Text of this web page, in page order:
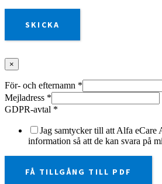
SKICKA
×
För- och efternamn *
Mejladress *
GDPR-avtal *
Jag samtycker till att Alfa eCare
information så att de kan svara på
FÅ TILLGÅNG TILL PDF